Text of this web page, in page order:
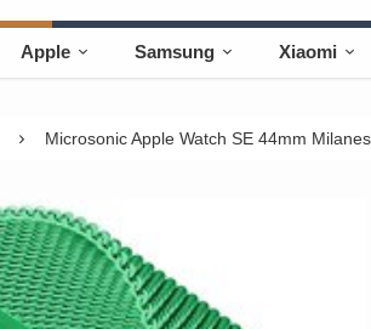
Apple Samsung Xiaomi
Microsonic Apple Watch SE 44mm